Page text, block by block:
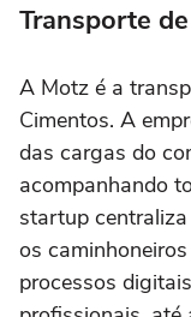
Transporte
A Motz é a
Cimentos. A
das cargas do
acompanhando
startup
os
processos